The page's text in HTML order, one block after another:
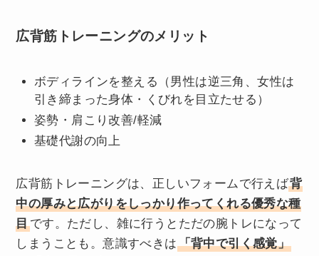
広背筋トレーニングのメリット
ボディラインを整える（男性は逆三角、女性は
引き締まった身体・くびれを目立たせる）
姿勢・肩こり改善/軽減
基礎代謝の向上
広背筋トレーニングは、正しいフォームで行えば背
中の厚みと広がりをしっかり作ってくれる優秀な種
目です。ただし、雑に行うとただの腕トレになって
しまうことも。意識すべきは「背中で引く感覚」